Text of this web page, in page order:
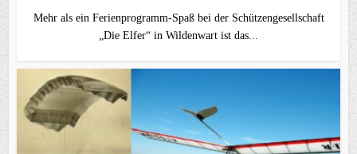
Mehr als ein Ferienprogramm-Spaß bei der Schützengesellschaft
„Die Elfer“ in Wildenwart ist das...